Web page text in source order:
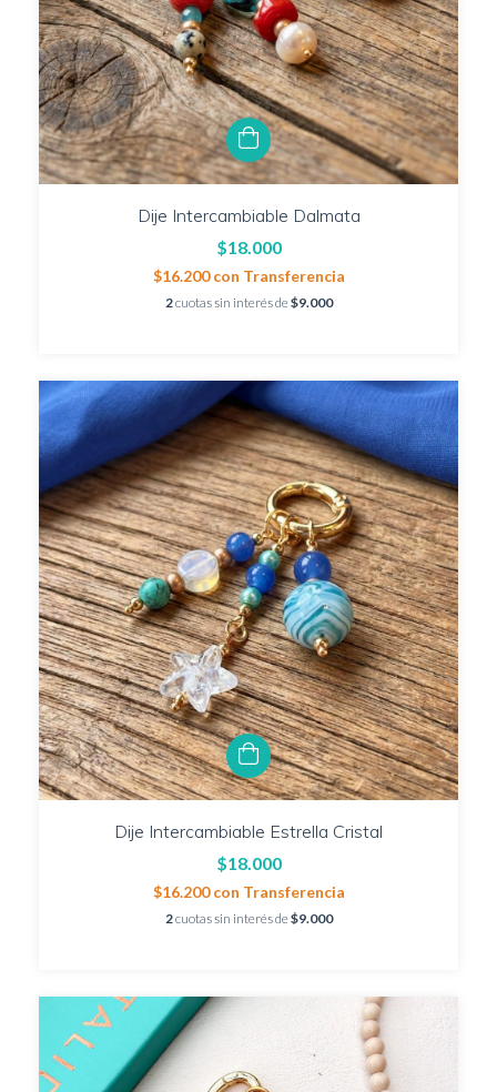
Dije Intercambiable Dalmata
$18.000
$16.200con Transferencia
2cuotas sin interés de$9.000
Dije Intercambiable Estrella Cristal
$18.000
$16.200con Transferencia
2cuotas sin interés de$9.000